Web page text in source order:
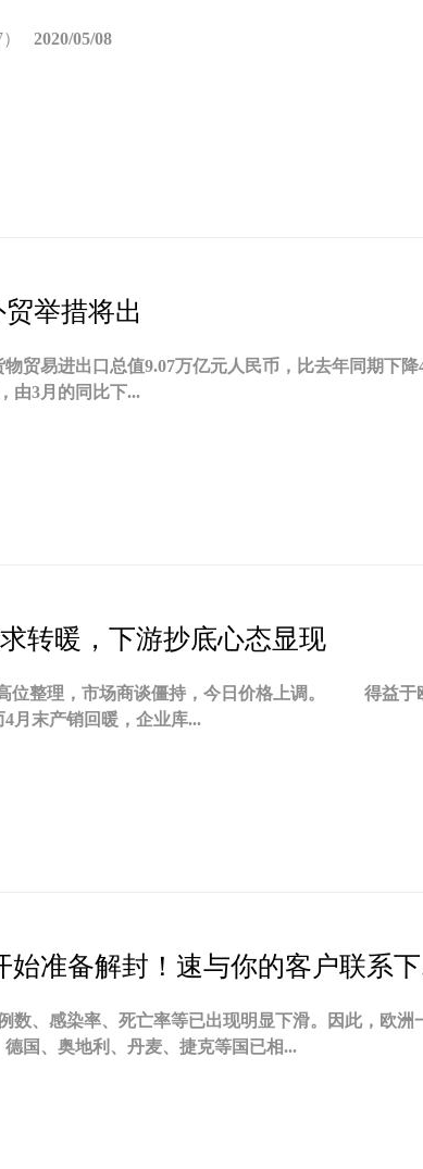
） 2020/05/08
举措将出
贸易进出口总值9.07万亿元人民币，比去年同期下
由3月的同比下...
转暖，下游抄底心态显现
位整理，市场商谈僵持，今日价格上调。 得益于
月末产销回暖，企业库...
准备解封！速与你的客户联系下
数、感染率、死亡率等已出现明显下滑。因此，欧洲
国、奥地利、丹麦、捷克等国已相...